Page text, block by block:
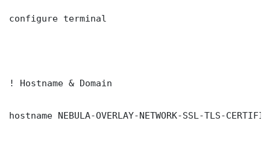
configure terminal
! Hostname & Domain
hostname NEBULA-OVERLAY-NETWORK-SSL-TLS-